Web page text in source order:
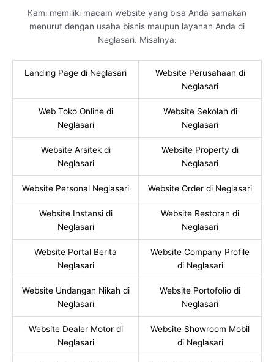
Kami memiliki macam website yang bisa Anda samakan
menurut dengan usaha bisnis maupun layanan Anda di
Neglasari. Misalnya:
Landing Page di Neglasari
Website Perusahaan di
Neglasari
Web Toko Online di
Neglasari
Website Sekolah di
Neglasari
Website Arsitek di
Neglasari
Website Property di
Neglasari
Website Personal Neglasari Website Order di Neglasari
Website Instansi di
Neglasari
Website Restoran di
Neglasari
Website Portal Berita
Neglasari
Website Company Profile
di Neglasari
Website Undangan Nikah di
Neglasari
Website Portofolio di
Neglasari
Website Dealer Motor di
Neglasari
Website Showroom Mobil
di Neglasari